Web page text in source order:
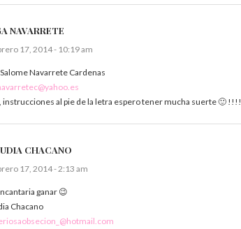
NAVARRETE
17, 2014 - 10:19 am
Navarrete Cardenas
instrucciones al pie de la letra espero tener mucha suerte 🙂 !!!!
CHACANO
17, 2014 - 2:13 am
ganar 😉
Chacano